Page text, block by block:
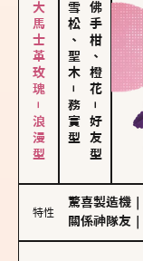
大馬士革玫瑰－浪漫型 雪松、聖木
－
務實型
佛手柑、橙花
－
好友型
特性
驚喜製造機
關係神隊友